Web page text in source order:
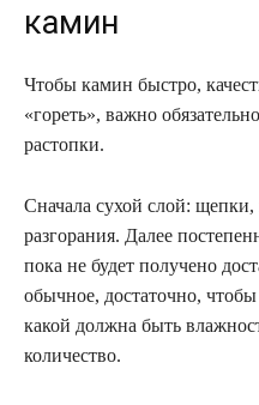
камин
Чтобы камин быстро,
«гореть», важно
растопки.
Сначала сухой слой:
разгорания. Далее
пока не будет получено
обычное, достаточно,
какой должна быть
количество.